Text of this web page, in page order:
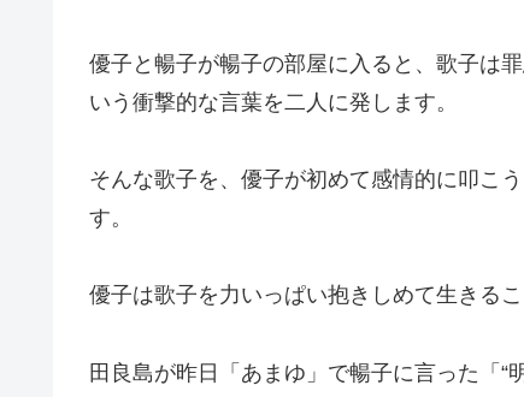
優子と暢子が暢子の部屋に入ると、歌子は
いう衝撃的な言葉を二人に発します。
そんな歌子を、優子が初めて感情的に叩こ
す。
優子は歌子を力いっぱい抱きしめて生きる
田良島が昨日「あまゆ」で暢子に言った「